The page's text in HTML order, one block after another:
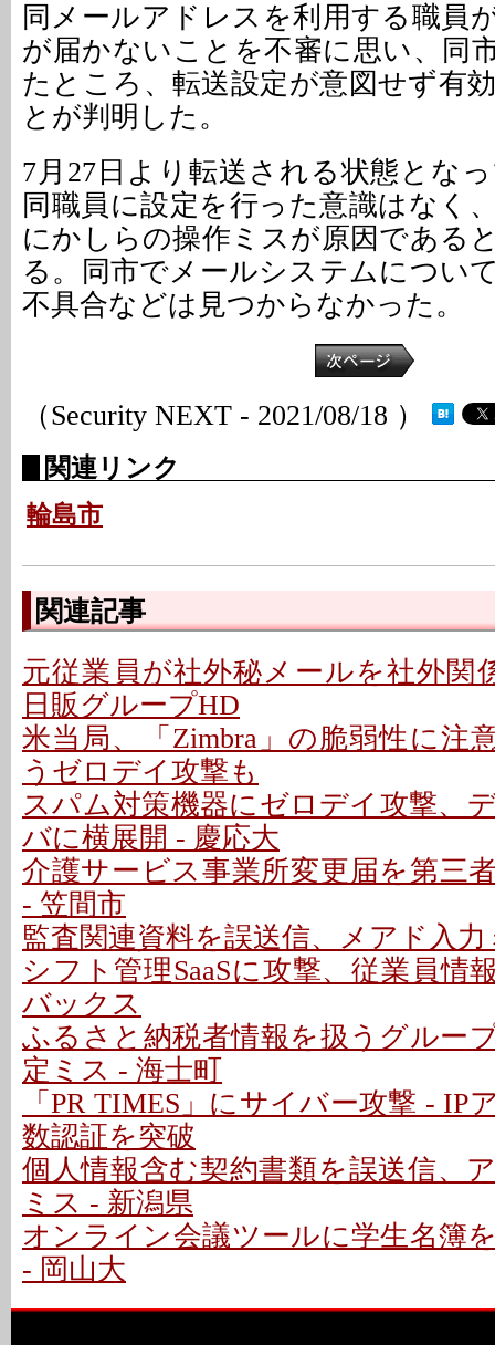
同メールアドレスを利用する職員
が届かないことを不審に思い、同
たところ、転送設定が意図せず有
とが判明した。
7月27日より転送される状態とな
同職員に設定を行った意識はなく
にかしらの操作ミスが原因である
る。同市でメールシステムについ
不具合などは見つからなかった。
（Security NEXT - 2021/08/18 ）
関連リンク
輪島市
関連記事
元従業員が社外秘メールを社外関
日販グループHD
米当局、「Zimbra」の脆弱性に注
うゼロデイ攻撃も
スパム対策機器にゼロデイ攻撃、
バに横展開 - 慶応大
介護サービス事業所変更届を第三
- 笠間市
監査関連資料を誤送信、メアド入
シフト管理SaaSに攻撃、従業員情
バックス
ふるさと納税者情報を扱うグルー
定ミス - 海士町
「PR TIMES」にサイバー攻撃 - IP
数認証を突破
個人情報含む契約書類を誤送信、
ミス - 新潟県
オンライン会議ツールに学生名簿
- 岡山大